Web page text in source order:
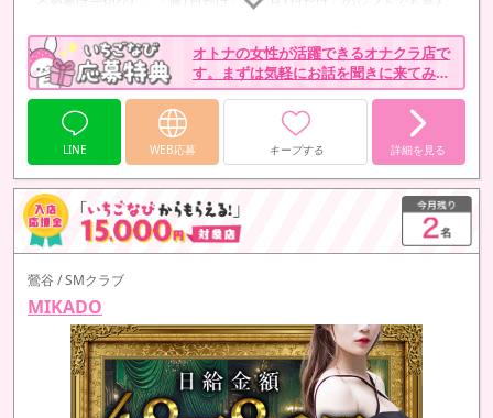
オトナの女性が活躍できるオナクラ店で
す。まずは気軽にお話を聞きに来てみま
せんか？
LINE WEB応募 キープする 詳細を見る
鶯谷 / SMクラブ
MIKADO